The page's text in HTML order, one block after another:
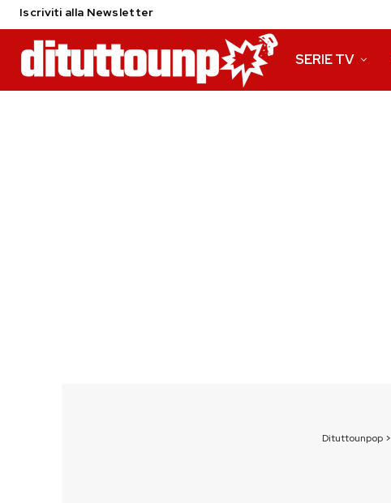
Iscriviti alla Newsletter
SERIE TV
Dituttounpop >